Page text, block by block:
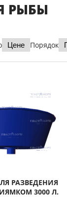
РЫБЫ
Порядок
РАЗВЕДЕНИЯ
3000 Л.